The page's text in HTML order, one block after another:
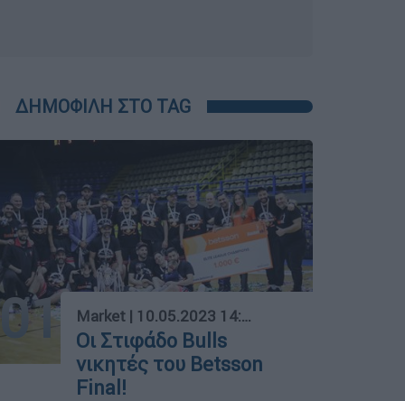
ΔΗΜΟΦΙΛΗ ΣΤΟ TAG
01 Market | 10.05.2023 14:17
Οι Στιφάδο Bulls
νικητές του Betsson
Final!